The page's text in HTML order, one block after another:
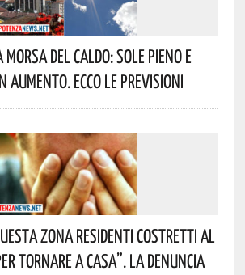
Del Caldo: Sole Pieno E
Aumento. Ecco Le Previsioni
Zona Residenti Costretti Al
Tornare A Casa”. La Denuncia